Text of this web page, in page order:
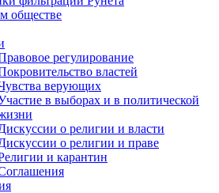
обществе
регулирование
властей
верующих
в выборах и в политической
о религии и власти
о религии и праве
и карантин